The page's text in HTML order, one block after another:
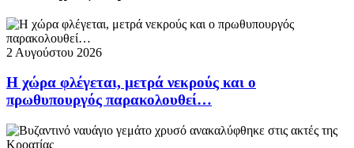
2 Αυγούστου 2026
Η χώρα φλέγεται, μετρά νεκρούς και ο
πρωθυπουργός παρακολουθεί…